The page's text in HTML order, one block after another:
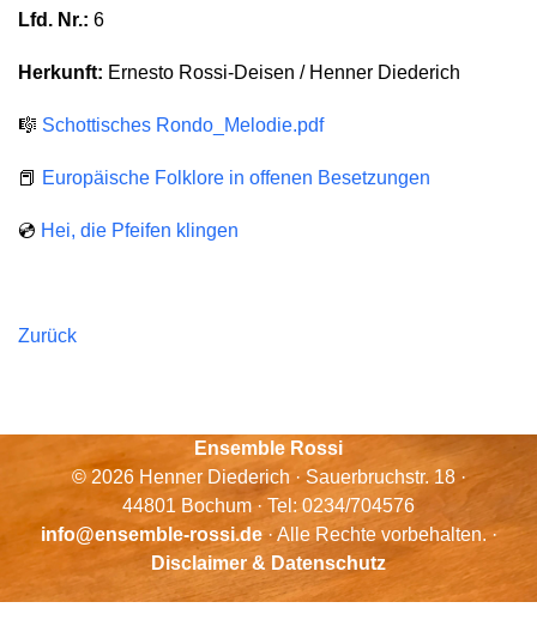
Lfd. Nr.: 6
Herkunft: Ernesto Rossi-Deisen / Henner Diederich
🎼 Schottisches Rondo_Melodie.pdf
📕 Europäische Folklore in offenen Besetzungen
💿 Hei, die Pfeifen klingen
Zurück
Ensemble Rossi
© 2026 Henner Diederich · Sauerbruchstr. 18 ·
44801 Bochum · Tel: 0234/704576
info@ensemble-rossi.de· Alle Rechte vorbehalten. ·
Disclaimer & Datenschutz